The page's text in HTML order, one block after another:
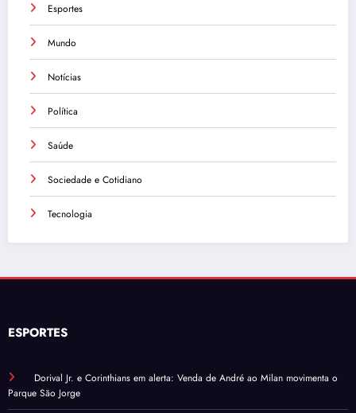
Esportes
Mundo
Notícias
Política
Saúde
Sociedade e Cotidiano
Tecnologia
ESPORTES
Dorival Jr. e Corinthians em alerta: Venda de André ao Milan movimenta o
Parque São Jorge